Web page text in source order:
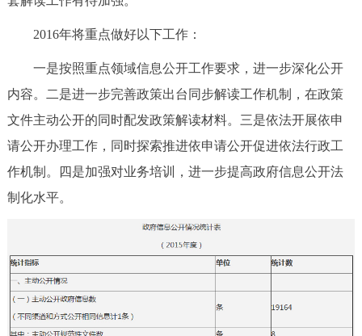
2016年将重点做好以下工作：
一是按照重点领域信息公开工作要求，进一步深化公开
内容。二是进一步完善政策出台同步解读工作机制，在政策
文件主动公开的同时配发政策解读材料。三是依法开展依申
请公开办理工作，同时探索推进依申请公开促进依法行政工
作机制。四是加强对业务培训，进一步提高政府信息公开法
制化水平。